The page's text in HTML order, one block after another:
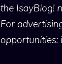
the IsayBlog!
For
opportunities: